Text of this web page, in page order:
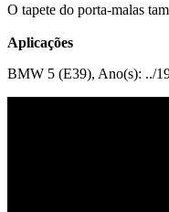
O tapete do porta-malas
Aplicações
BMW 5 (E39), Ano(s): ../